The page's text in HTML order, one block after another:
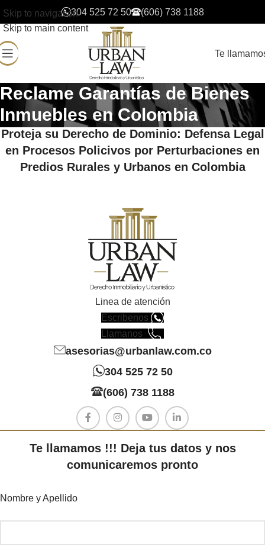
Skip to navigation
Skip to main content
304 525 72 50 (606) 738 1188
Te
Reclame Garantías de Bienes
Inmuebles en Colombia
Proteja su Derecho de Dominio: Defensa Legal
en Procesos Policivos por Perturbaciones en
Predios Rurales y Urbanos en Colombia
Linea de atención
Escribenos
Llamanos
asesorias@urbanlaw.com.co
304 525 72 50
(606) 738 1188
Te llamamos !!! Deja tus datos y nos
comunicaremos pronto
Nombre y Apellido